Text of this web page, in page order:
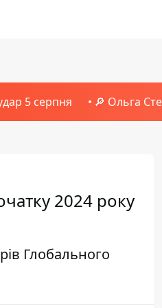
5 серпня 🔎 Ольга
2024 року
Глобального